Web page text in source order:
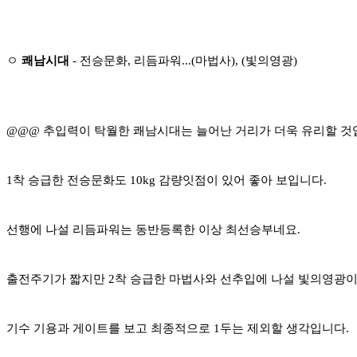
ㅇ 쾌남시대 - 전승문화, 리듬파워...(마법사), (빛의영광)
@@@ 추입력이 탁월한 쾌남시대는 늘어난 거리가 더욱 유리할 것
1착 승급한 전승문화도 10kg 감량잇점이 있어 좋아 보입니다.
선행에 나설 리듬파워는 동반등록한 이상 최선승부네요.
출전주기가 짧지만 2착 승급한 마법사와 선추입에 나설 빛의영광
기수 기용과 게이트를 보고 최종적으로 1두는 제외할 생각입니다.